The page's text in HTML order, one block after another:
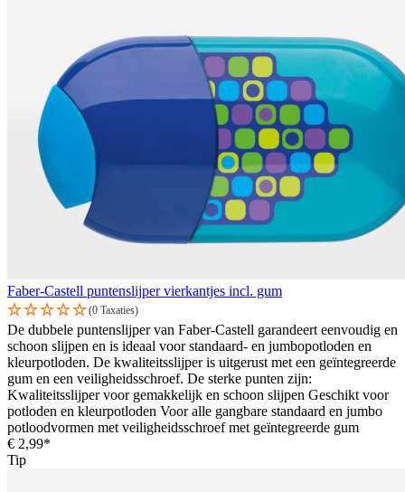
Faber-Castell puntenslijper vierkantjes incl. gum
(0 Taxaties)
De dubbele puntenslijper van Faber-Castell garandeert eenvoudig en
schoon slijpen en is ideaal voor standaard- en jumbopotloden en
kleurpotloden. De kwaliteitsslijper is uitgerust met een geïntegreerde
gum en een veiligheidsschroef. De sterke punten zijn:
Kwaliteitsslijper voor gemakkelijk en schoon slijpen Geschikt voor
potloden en kleurpotloden Voor alle gangbare standaard en jumbo
potloodvormen met veiligheidsschroef met geïntegreerde gum
€ 2,99*
Tip